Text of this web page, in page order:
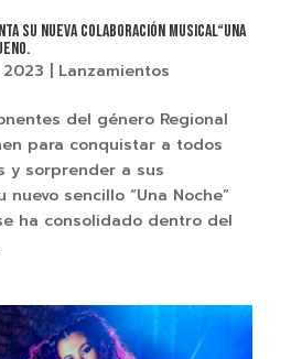
su nueva colaboración musical“Una
2023 | Lanzamientos
del género Regional
para conquistar a todos
y sorprender a sus
sencillo “Una Noche”
ha consolidado dentro del